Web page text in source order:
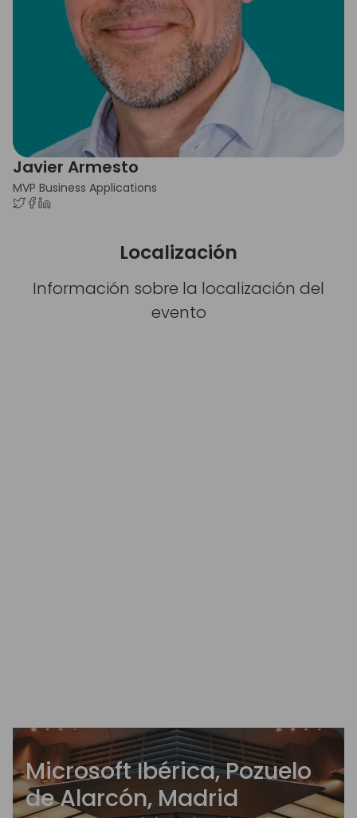
Javier Armesto
MVP Business Applications
Localización
Información sobre la localización del
evento
Microsoft Ibérica, Pozuelo
de Alarcón, Madrid